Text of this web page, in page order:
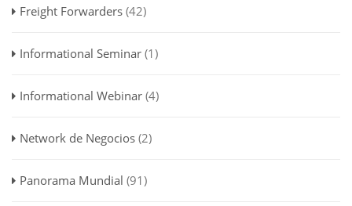
Freight Forwarders (42)
Informational Seminar (1)
Informational Webinar (4)
Network de Negocios (2)
Panorama Mundial (91)